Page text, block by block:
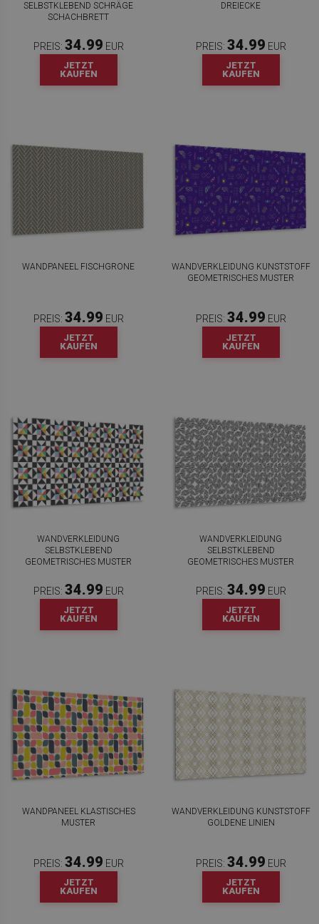
SELBSTKLEBEND SCHRÄGE
SCHACHBRETT
PREIS: 34.99 EUR
JETZT
KAUFEN
DREIECKE
PREIS: 34.99 EUR
JETZT
KAUFEN
WANDPANEEL FISCHGRONE
PREIS: 34.99 EUR
JETZT
KAUFEN
WANDVERKLEIDUNG KUNSTSTOFF
GEOMETRISCHES MUSTER
PREIS: 34.99 EUR
JETZT
KAUFEN
WANDVERKLEIDUNG
SELBSTKLEBEND
GEOMETRISCHES MUSTER
PREIS: 34.99 EUR
JETZT
KAUFEN
WANDVERKLEIDUNG
SELBSTKLEBEND
GEOMETRISCHES MUSTER
PREIS: 34.99 EUR
JETZT
KAUFEN
WANDPANEEL KLASTISCHES
MUSTER
PREIS: 34.99 EUR
JETZT
KAUFEN
WANDVERKLEIDUNG KUNSTSTOFF
GOLDENE LINIEN
PREIS: 34.99 EUR
JETZT
KAUFEN